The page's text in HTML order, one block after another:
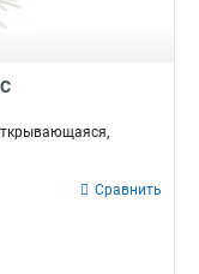
Сравнить